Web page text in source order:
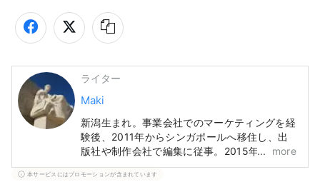
ライター
Maki
新潟生まれ。事業会社でのマーケティングを経
験後、2011年からシンガポールへ移住し、出
版社や制作会社で編集に従事。2015年に日本
へ帰国しMATCHAのライターに。国内外を旅
行する中で見つけた新しい発見を、多くの人と
more
本サービスにはプロモーションが含まれています